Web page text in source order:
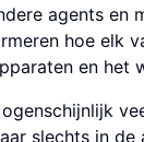
agents en
hoe elk
en het
slechts in de